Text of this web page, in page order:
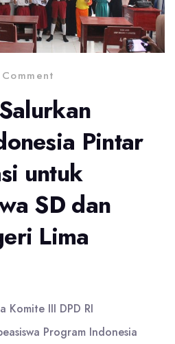
Pintar
untuk
SD dan
Lima
Komite III DPD RI
Program Indonesia